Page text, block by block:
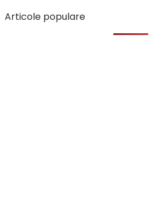
Articole populare